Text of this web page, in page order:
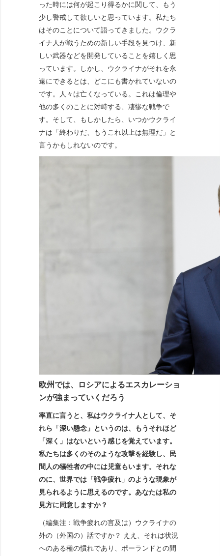
った時には何が起こり得るかに関して、もう
少し警戒して欲しいと思っています。私たち
はそのことについて語ってきました。ウクラ
イナ人が戦うための新しい手段を見つけ、新
しい武器などを開発していることを嬉しく思
っています。しかし、ウクライナがそれを永
遠にできるとは、どこにも書かれていないの
です。人々は亡くなっている。これは倫理や
他の多くのことに対峙する、凄惨な戦争で
す。そして、もしかしたら、いつかウクライ
ナは「終わりだ、もうこれ以上は無理だ」と
言うかもしれないのです。
欧州では、ロシアによるエスカレーショ
ンが強まっていくだろう
率直に言うと、私はウクライナ人として、そ
れら「深い懸念」というのは、もうそれほど
「深く」はないという感じを覚えています。
私たちは多くのそのような攻撃を経験し、民
間人の犠牲者の中には児童もいます。それな
のに、世界では「戦争疲れ」のような現象が
見られるように思えるのです。あなたは私の
見方に同意しますか？
（編集注：戦争疲れの言及は）ウクライナの
外の（外国の）話ですか？ ええ、それは状況
へのある種の慣れであり、ポーランドとの間